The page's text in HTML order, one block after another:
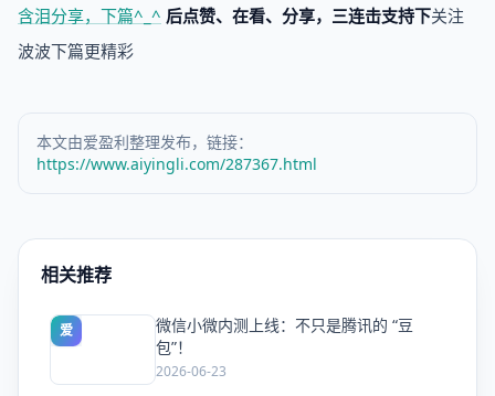
含泪分享，下篇^_^ 后点赞、在看、分享，三连击支持下关注
波波下篇更精彩
本文由爱盈利整理发布，链接：
https://www.aiyingli.com/287367.html
相关推荐
爱
微信小微内测上线：不只是腾讯的 “豆
包”！
2026-06-23